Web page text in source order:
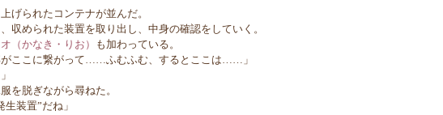
げられたコンテナが並んだ。
収められた装置を取り出し、中身の確認をしていく。
（かなき・りお）
も加わっている。
がここに繋がって……ふむふむ、するとここは……」
を脱ぎながら尋ねた。
生装置”だね」